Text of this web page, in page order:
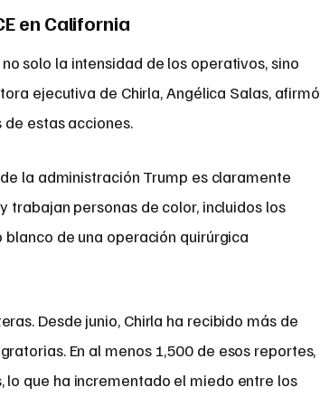
en California
solo la intensidad de los operativos, sino
ejecutiva de Chirla, Angélica Salas, afirmó
estas acciones.
la administración Trump es claramente
trabajan personas de color, incluidos los
de una operación quirúrgica
Desde junio, Chirla ha recibido más de
En al menos 1,500 de esos reportes,
que ha incrementado el miedo entre los